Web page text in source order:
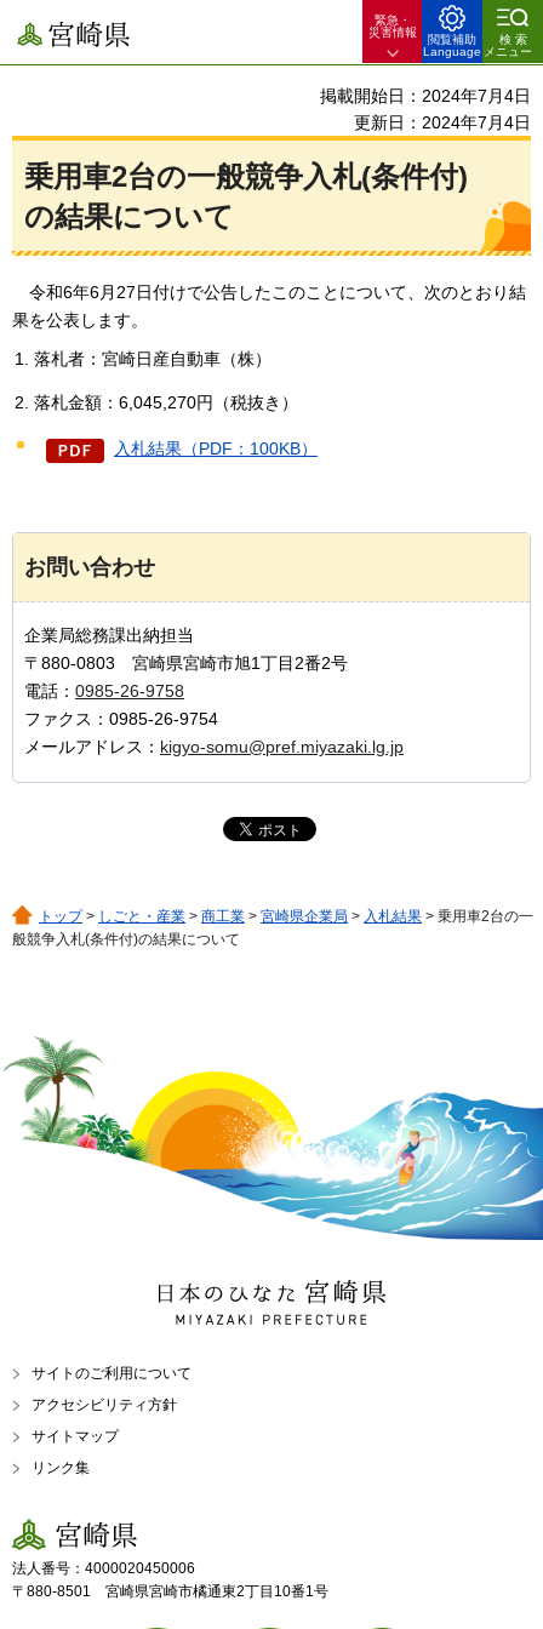
宮崎県
緊急・
災害情報
閲覧補助
Language
検索
メニュー
掲載開始日：2024年7月4日
更新日：2024年7月4日
乗用車2台の一般競争入札(条件付)
の結果について
令和6年6月27日付けで公告したこのことについて、次のとおり結
果を公表します。
落札者：宮崎日産自動車（株）
落札金額：6,045,270円（税抜き）
入札結果（PDF：100KB）
お問い合わせ
企業局総務課出納担当
〒880-0803 宮崎県宮崎市旭1丁目2番2号
電話： 0985-26-9758
ファクス：0985-26-9754
メールアドレス： kigyo-somu@pref.miyazaki.lg.jp
トップ> しごと・産業 > 商工業 > 宮崎県企業局 > 入札結果 > 乗用車2台の一
般競争入札(条件付)の結果について
日本のひなた 宮崎県
MIYAZAKI PREFECTURE
サイトのご利用について
アクセシビリティ方針
サイトマップ
リンク集
宮崎県
法人番号：4000020450006
〒880-8501 宮崎県宮崎市橘通東2丁目10番1号